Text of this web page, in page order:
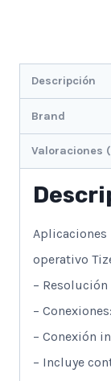
Descripción
Brand
Valoraciones
Aplicaciones
operativo
–
–
– Conexión
– Incluye